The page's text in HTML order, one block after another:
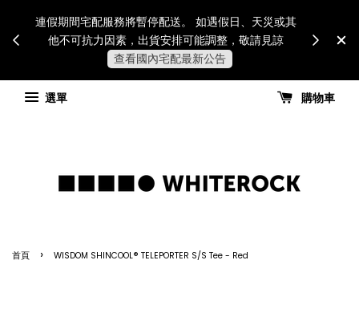
連假期間宅配服務將暫停配送。 如遇假日、天災或其
他不可抗力因素，出貨安排可能調整，敬請見諒
查看國內宅配最新公告
for all
國
選單
購物車
首頁 › WISDOM SHINCOOL® TELEPORTER S/S Tee - Red